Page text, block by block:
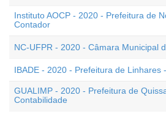
Instituto AOCP - 2020 - Prefeitura de
Contador
NC-UFPR - 2020 - Câmara Municipal
IBADE - 2020 - Prefeitura de Linhares
GUALIMP - 2020 - Prefeitura de
Contabilidade